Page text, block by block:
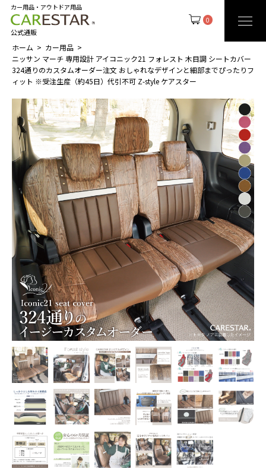
0
カー用品・アウトドア用品
公式通販
ホーム
カー用品
ニッサン マーチ 専用設計 アイコニック21 フォレスト 木目調 シートカバー
324通りのカスタムオーダー注文 おしゃれなデザインと細部までぴったりフ
ィット ※受注生産（約45日）代引不可 Z-style ケアスター